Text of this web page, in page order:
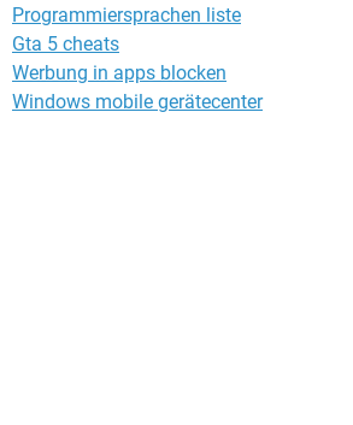
Programmiersprachen liste
Gta 5 cheats
Werbung in apps blocken
Windows mobile gerätecenter